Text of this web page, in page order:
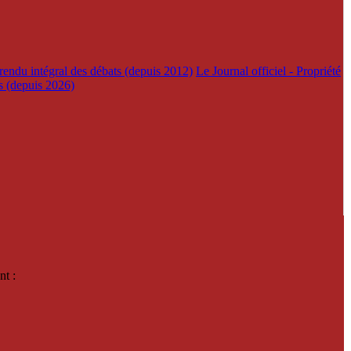
intégral des débats (depuis 2012) Le Journal officiel - Propriété
(depuis 2026)
: